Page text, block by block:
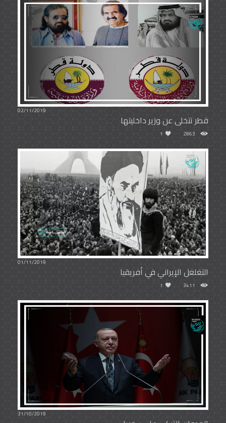
02/11/2019
قطر تتخلى عن وزير داخليتها
2863
1
01/11/2019
التغلغل الإيراني في أفريقيا
3411
1
31/10/2019